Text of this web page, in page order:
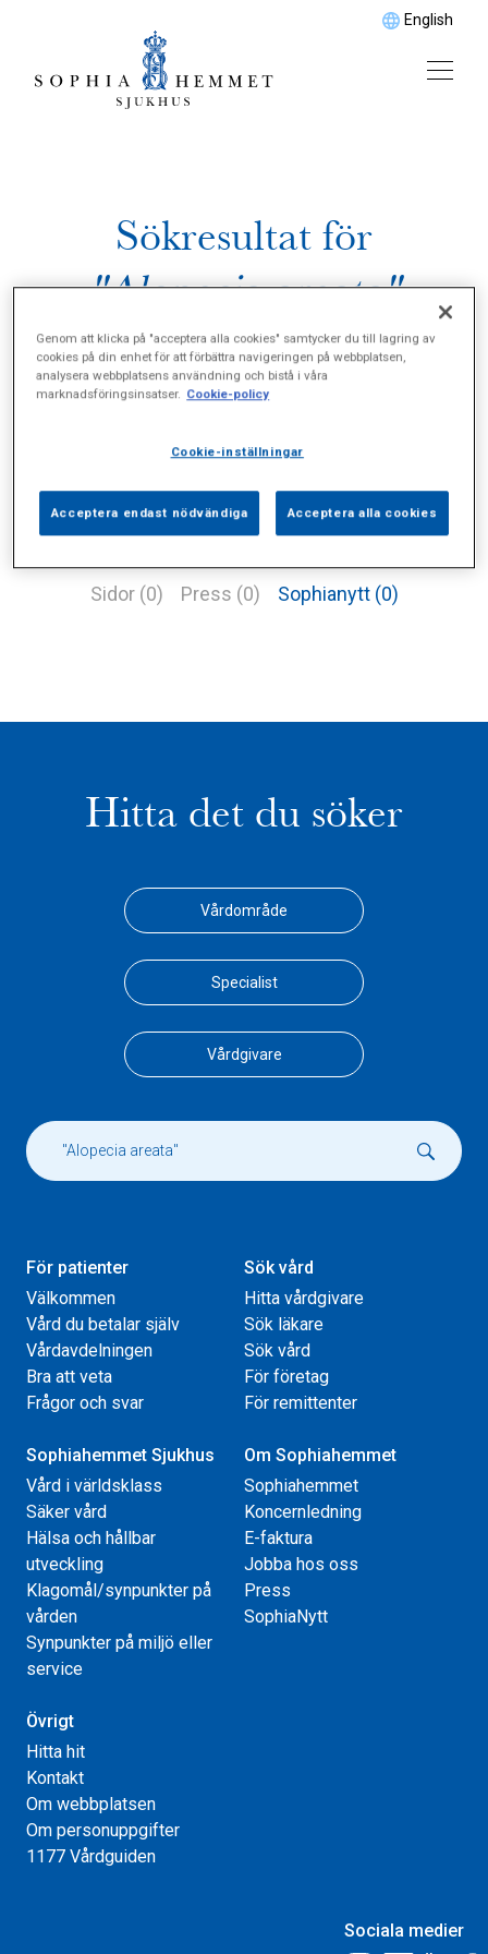
English
Sökresultat för
"Alopecia areata"
Sidor (0) Press (0) Sophianytt (0)
Hitta det du söker
Vårdområde
Specialist
Vårdgivare
För patienter
Välkommen
Vård du betalar själv
Vårdavdelningen
Bra att veta
Frågor och svar
Sök vård
Hitta vårdgivare
Sök läkare
Sök vård
För företag
För remittenter
Sophiahemmet Sjukhus
Vård i världsklass
Säker vård
Hälsa och hållbar
utveckling
Klagomål/synpunkter på
vården
Synpunkter på miljö eller
service
Om Sophiahemmet
Sophiahemmet
Koncernledning
E-faktura
Jobba hos oss
Press
SophiaNytt
Övrigt
Hitta hit
Kontakt
Om webbplatsen
Om personuppgifter
1177 Vårdguiden
Sociala medier
Genom att klicka på "acceptera alla cookies" samtycker du till lagring av
cookies på din enhet för att förbättra navigeringen på webbplatsen,
analysera webbplatsens användning och bistå i våra
marknadsföringsinsatser. Cookie-policy
Cookie-inställningar
Acceptera endast nödvändiga Acceptera alla cookies